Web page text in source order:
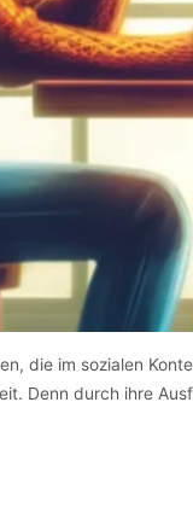
die im sozialen
Denn durch ihre